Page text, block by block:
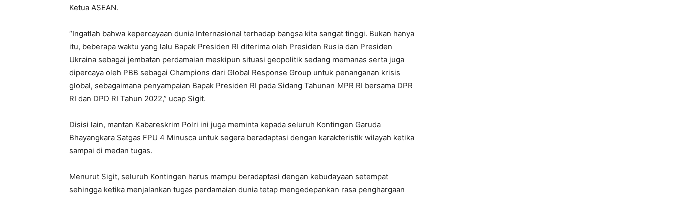
Ketua ASEAN.
“Ingatlah bahwa kepercayaan dunia Internasional terhadap bangsa kita sangat tinggi. Bukan hanya
itu, beberapa waktu yang lalu Bapak Presiden RI diterima oleh Presiden Rusia dan Presiden
Ukraina sebagai jembatan perdamaian meskipun situasi geopolitik sedang memanas serta juga
dipercaya oleh PBB sebagai Champions dari Global Response Group untuk penanganan krisis
global, sebagaimana penyampaian Bapak Presiden RI pada Sidang Tahunan MPR RI bersama DPR
RI dan DPD RI Tahun 2022,” ucap Sigit.
Disisi lain, mantan Kabareskrim Polri ini juga meminta kepada seluruh Kontingen Garuda
Bhayangkara Satgas FPU 4 Minusca untuk segera beradaptasi dengan karakteristik wilayah ketika
sampai di medan tugas.
Menurut Sigit, seluruh Kontingen harus mampu beradaptasi dengan kebudayaan setempat
sehingga ketika menjalankan tugas perdamaian dunia tetap mengedepankan rasa penghargaan